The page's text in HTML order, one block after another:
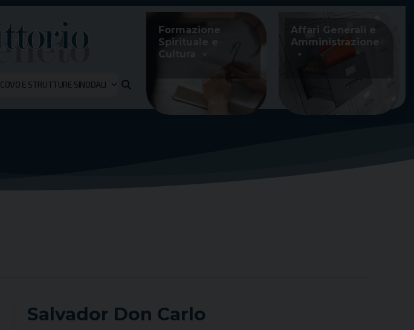
E STRUTTURE SINODALI
Formazione
Spirituale e
Cultura
Affari Generali e
Amministrazione
Salvador Don Carlo